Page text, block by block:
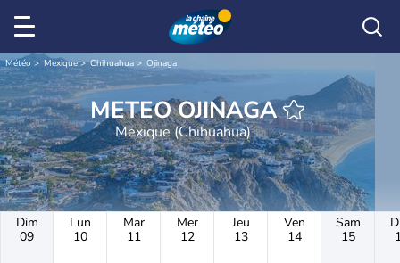
Météo Mexique Chihuahua Ojinaga
METEO OJINAGA
Mexique (Chihuahua)
Dim
09
Lun
10
Mar
11
Mer
12
Jeu
13
Ven
14
Sam
15